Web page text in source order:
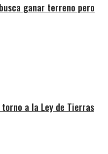
ganar terreno pero
torno a la Ley de Tierras